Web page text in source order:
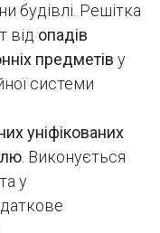
будівлі. Решітка
від опадів
предметів у
системи
уніфікованих
. Виконується
та у